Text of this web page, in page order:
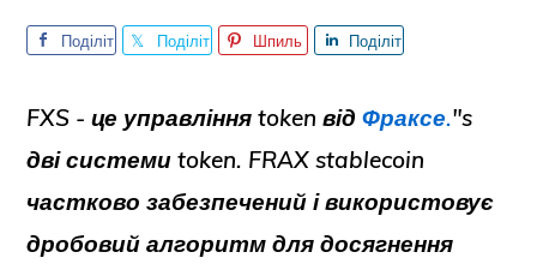
Поділіт
Поділіт
Шпиль
Поділіт
FXS - це управління token відФраксе."s
дві системи token. FRAX stablecoin
частково забезпечений і використовує
дробовий алгоритм для досягнення